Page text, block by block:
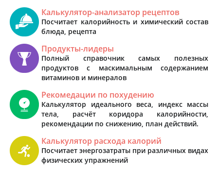
Калькулятор-анализатор рецептов
Посчитает калорийность и химический состав
блюда, рецепта
Продукты-лидеры
Полный справочник самых полезных
продуктов с маскимальным содержанием
витаминов и минералов
Рекомедации по похудению
Калькулятор идеального веса, индекс массы
тела, расчёт коридора калорийности,
рекомендации по снижению, план действий.
Калькулятор расхода калорий
Посчитает энергозатраты при различных видах
физических упражнений